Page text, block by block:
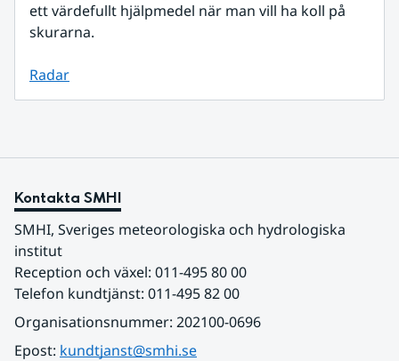
ett värdefullt hjälpmedel när man vill ha koll på
skurarna.
Radar
Kontakta SMHI
SMHI, Sveriges meteorologiska och hydrologiska
institut
Reception och växel: 011-495 80 00
Telefon kundtjänst: 011-495 82 00
Organisationsnummer: 202100-0696
Epost: kundtjanst@smhi.se